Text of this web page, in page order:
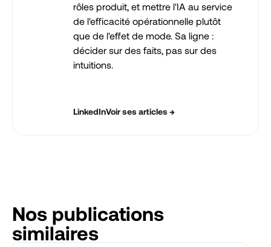
rôles produit, et mettre l'IA au service
de l'efficacité opérationnelle plutôt
que de l'effet de mode. Sa ligne :
décider sur des faits, pas sur des
intuitions.
LinkedInVoir ses articles →
Nos publications
similaires